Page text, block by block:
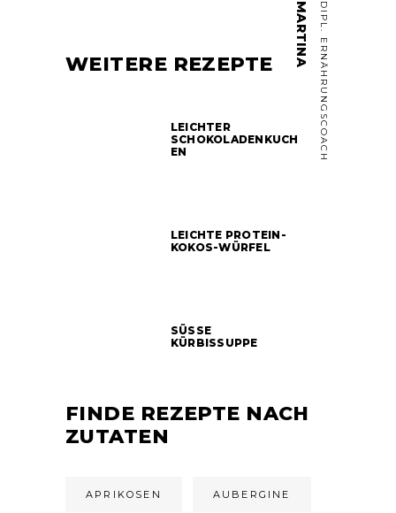
DIPL. ERNÄHRUNGSCOACH
MARTINA
WEITERE REZEPTE
LEICHTER
SCHOKOLADENKUCH
EN
LEICHTE PROTEIN-
KOKOS-WÜRFEL
SÜSSE
KÜRBISSUPPE
FINDE REZEPTE NACH
ZUTATEN
APRIKOSEN AUBERGINE